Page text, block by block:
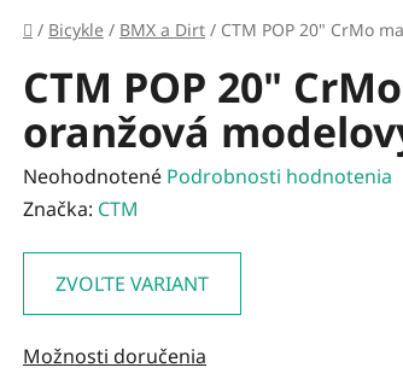
Domov
/ Bicykle / BMX a Dirt / CTM POP 20" CrMo
CTM POP 20"
oranžová
Priemerné
hodnotenie
5
Neohodnotené Podrobnosti hodnotenia
Značka: CTM
ZVOĽTE VARIANT
Možnosti doručenia